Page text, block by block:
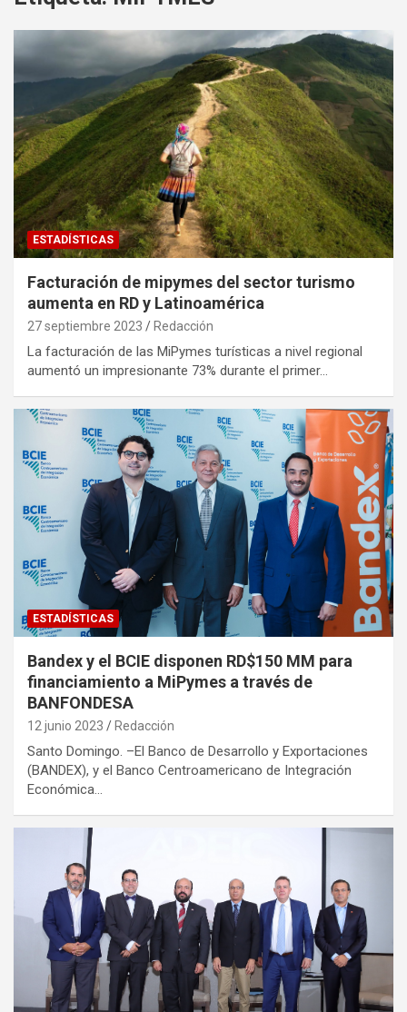
ESTADÍSTICAS
Facturación de mipymes del sector turismo
aumenta en RD y Latinoamérica
27 septiembre 2023 Redacción
La facturación de las MiPymes turísticas a nivel regional
aumentó un impresionante 73% durante el primer…
ESTADÍSTICAS
Bandex y el BCIE disponen RD$150 MM para
financiamiento a MiPymes a través de
BANFONDESA
12 junio 2023 Redacción
Santo Domingo. –El Banco de Desarrollo y Exportaciones
(BANDEX), y el Banco Centroamericano de Integración
Económica…